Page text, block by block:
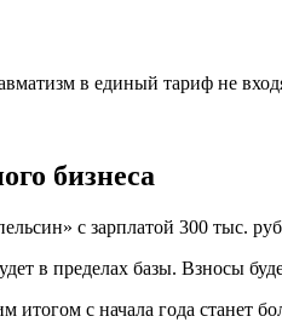
в единый тариф не
бизнеса
с зарплатой 300 тыс.
в пределах базы. Взносы
итогом с начала года станет